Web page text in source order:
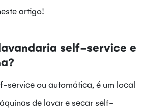
artigo!
self-service e
service ou automática, é um local
de lavar e secar self-